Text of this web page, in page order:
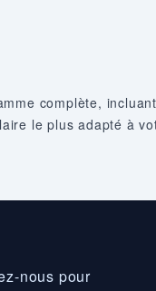
complète,
le plus adapté à
nous pour